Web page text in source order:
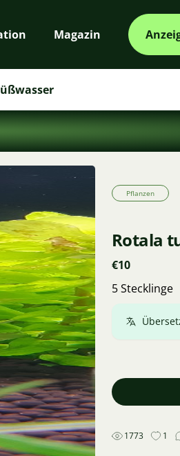
Magazin
Pflanzen
Rotala
€10
5 Stecklinge
1773 1